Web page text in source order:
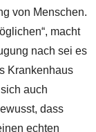
von Menschen.
macht
nach sei es
Krankenhaus
auch
dass
echten